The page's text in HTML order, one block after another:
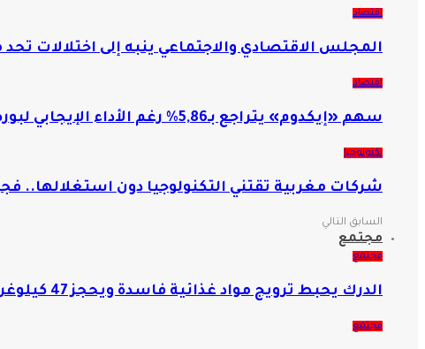
اقتصاد
المجلس الاقتصادي والاجتماعي ينبه إلى اختلالات
اقتصاد
سهم «إيكدوم» يتراجع بـ5,86% رغم الأداء الإيجابي لبورصة الدار البيضاء
تكنولوجيا
شركات مغربية تقتني التكنولوجيا دون استغلالها..
السابق التالي
مجتمع
مجتمع
الدرك يحبط ترويج مواد غذائية فاسدة ويحجز 47 كيلوغراماً بموسم مولاي عبد الله أمغار
مجتمع